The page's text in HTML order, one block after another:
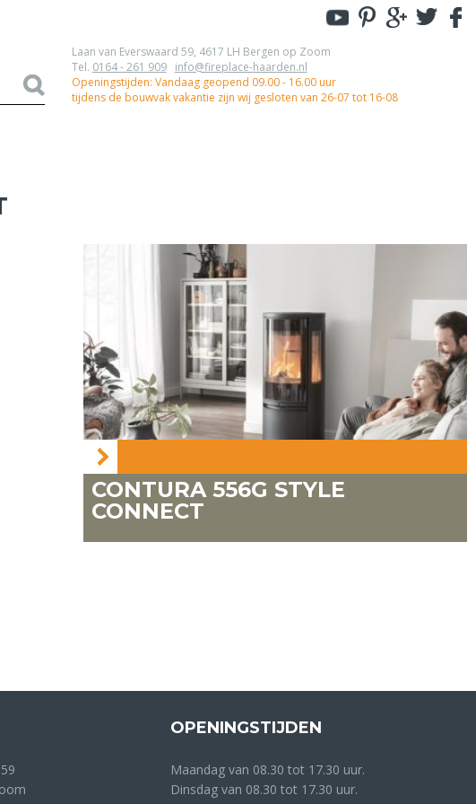
Laan van Everswaard 59, 4617 LH Bergen op Zoom
Tel. 0164 - 261 909
info@fireplace-haarden.nl
Openingstijden: Vandaag geopend 09.00 - 16.00 uur
tijdens de bouwvak vakantie zijn wij gesloten van 26-07 tot 16-08
CONTURA 556G STYLE
CONNECT
OPENINGSTIJDEN
Maandag van 08.30 tot 17.30 uur.
Dinsdag van 08.30 tot 17.30 uur.